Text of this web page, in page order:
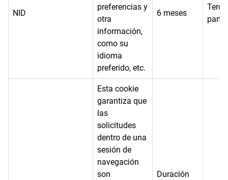
NID
preferencias y
otra
información,
como su
idioma
preferido, etc.
6 meses
parte
Esta cookie
garantiza que
las
solicitudes
dentro de una
sesión de
navegación
son
Duración